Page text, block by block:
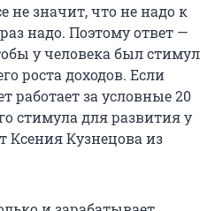
не значит, что не надо к
надо. Поэтому ответ —
у человека был стимул
роста доходов. Если
работает за условные 20
стимула для развития у
Ксения Кузнецова из